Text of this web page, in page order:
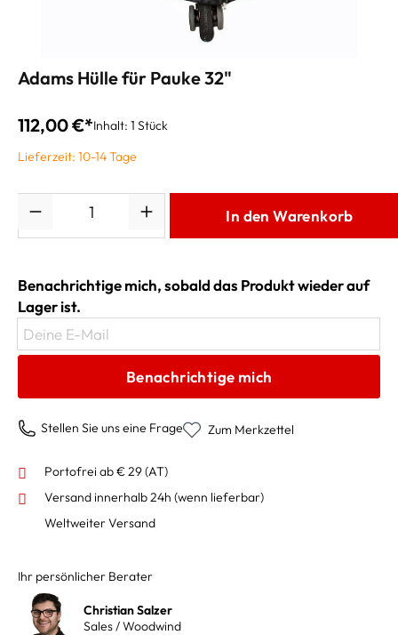
Adams Hülle für Pauke 32"
112,00 €*Inhalt: 1 Stück
Lieferzeit: 10-14 Tage
In den Warenkorb
Benachrichtige mich, sobald das Produkt wieder auf
Lager ist.
Deine E-Mail
Benachrichtige mich
Stellen Sie uns eine Frage Zum Merkzettel
Portofrei ab € 29 (AT)
Versand innerhalb 24h (wenn lieferbar)
Weltweiter Versand
Ihr persönlicher Berater
Christian Salzer
Sales / Woodwind